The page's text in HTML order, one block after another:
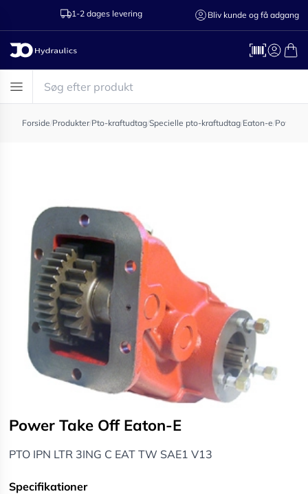
1-2 dages levering Ring til os
Bliv kunde og få adgang
Forside/Produkter/Pto-kraftudtag/Specielle pto-kraftudtag/Eaton-e/Power
Power Take Off Eaton-E
PTO IPN LTR 3ING C EAT TW SAE1 V13
Specifikationer